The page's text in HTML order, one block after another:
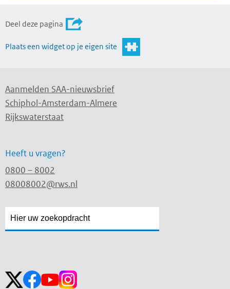
Deel deze pagina
Plaats een widget op je eigen site
Aanmelden SAA-nieuwsbrief
Schiphol-Amsterdam-Almere
Rijkswaterstaat
Heeft u vragen?
0800 – 8002
08008002@rws.nl